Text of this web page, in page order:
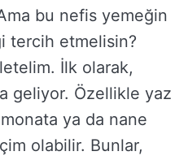
bu nefis yemeğin
tercih etmelisin?
İlk olarak,
geliyor. Özellikle yaz
ya da nane
olabilir. Bunlar,